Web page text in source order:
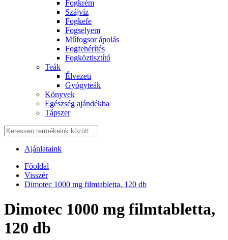
Fogkrém
Szájvíz
Fogkefe
Fogselyem
Műfogsor ápolás
Fogfehérítés
Fogköztisztító
Teák
É́lvezeti
Gyógyteák
Könyvek
Egészség ajándékba
Tápszer
Ajánlataink
Főoldal
Visszér
Dimotec 1000 mg filmtabletta, 120 db
Dimotec 1000 mg filmtabletta,
120 db